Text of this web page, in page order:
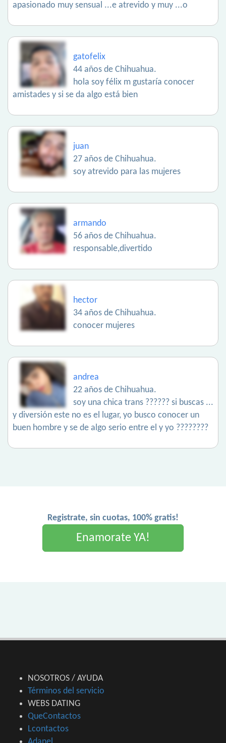
apasionado muy sensual ...e atrevido y muy ...o
gatofelix
44 años de Chihuahua.
hola soy félix m gustaría conocer
amistades y si se da algo está bien
juan
27 años de Chihuahua.
soy atrevido para las mujeres
armando
56 años de Chihuahua.
responsable,divertido
hector
34 años de Chihuahua.
conocer mujeres
andrea
22 años de Chihuahua.
soy una chica trans ?????? si buscas ...
y diversión este no es el lugar, yo busco conocer un
buen hombre y se de algo serio entre el y yo ????????
Registrate, sin cuotas, 100% gratis!
Enamorate YA!
NOSOTROS / AYUDA
Términos del servicio
WEBS DATING
QueContactos
Lcontactos